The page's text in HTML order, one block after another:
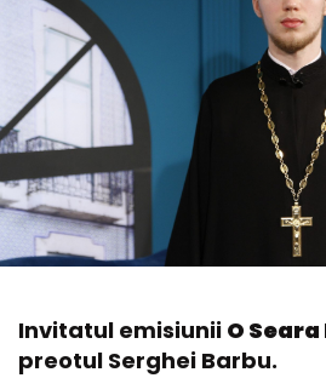
Invitatul emisiunii O
preotul Serghei Barbu.